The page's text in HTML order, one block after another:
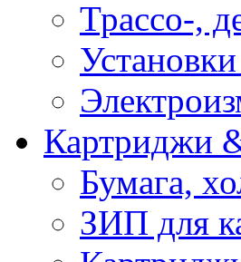
Трассо-,
Картриджи
Бумага,
ЗИП для